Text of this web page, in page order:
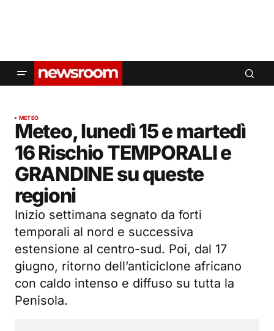
METEO
Meteo, lunedì 15 e martedì
16 Rischio TEMPORALI e
GRANDINE su queste
regioni
Inizio settimana segnato da forti
temporali al nord e successiva
estensione al centro-sud. Poi, dal 17
giugno, ritorno dell’anticiclone africano
con caldo intenso e diffuso su tutta la
Penisola.